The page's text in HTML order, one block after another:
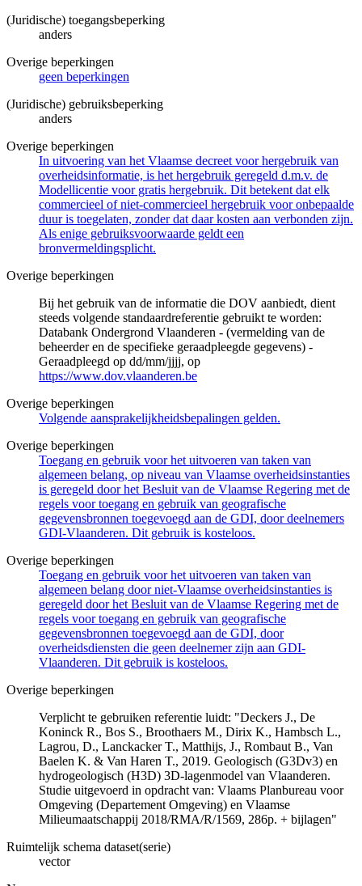
(Juridische) toegangsbeperking
anders
Overige beperkingen
geen beperkingen
(Juridische) gebruiksbeperking
anders
Overige beperkingen
In uitvoering van het Vlaamse decreet voor hergebruik van
overheidsinformatie, is het hergebruik geregeld d.m.v. de
Modellicentie voor gratis hergebruik. Dit betekent dat elk
commercieel of niet-commercieel hergebruik voor onbepaalde
duur is toegelaten, zonder dat daar kosten aan verbonden zijn.
Als enige gebruiksvoorwaarde geldt een
bronvermeldingsplicht.
Overige beperkingen
Bij het gebruik van de informatie die DOV aanbiedt, dient
steeds volgende standaardreferentie gebruikt te worden:
Databank Ondergrond Vlaanderen - (vermelding van de
beheerder en de specifieke geraadpleegde gegevens) -
Geraadpleegd op dd/mm/jjjj, op
https://www.dov.vlaanderen.be
Overige beperkingen
Volgende aansprakelijkheidsbepalingen gelden.
Overige beperkingen
Toegang en gebruik voor het uitvoeren van taken van
algemeen belang, op niveau van Vlaamse overheidsinstanties
is geregeld door het Besluit van de Vlaamse Regering met de
regels voor toegang en gebruik van geografische
gegevensbronnen toegevoegd aan de GDI, door deelnemers
GDI-Vlaanderen. Dit gebruik is kosteloos.
Overige beperkingen
Toegang en gebruik voor het uitvoeren van taken van
algemeen belang door niet-Vlaamse overheidsinstanties is
geregeld door het Besluit van de Vlaamse Regering met de
regels voor toegang en gebruik van geografische
gegevensbronnen toegevoegd aan de GDI, door
overheidsdiensten die geen deelnemer zijn aan GDI-
Vlaanderen. Dit gebruik is kosteloos.
Overige beperkingen
Verplicht te gebruiken referentie luidt: "Deckers J., De
Koninck R., Bos S., Broothaers M., Dirix K., Hambsch L.,
Lagrou, D., Lanckacker T., Matthijs, J., Rombaut B., Van
Baelen K. & Van Haren T., 2019. Geologisch (G3Dv3) en
hydrogeologisch (H3D) 3D-lagenmodel van Vlaanderen.
Studie uitgevoerd in opdracht van: Vlaams Planbureau voor
Omgeving (Departement Omgeving) en Vlaamse
Milieumaatschappij 2018/RMA/R/1569, 286p. + bijlagen"
Ruimtelijk schema dataset(serie)
vector